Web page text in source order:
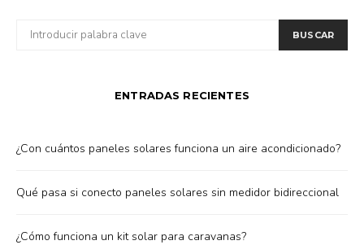
POR:
BUSCAR
ENTRADAS RECIENTES
¿Con cuántos paneles solares funciona un aire acondicionado?
Qué pasa si conecto paneles solares sin medidor bidireccional
¿Cómo funciona un kit solar para caravanas?